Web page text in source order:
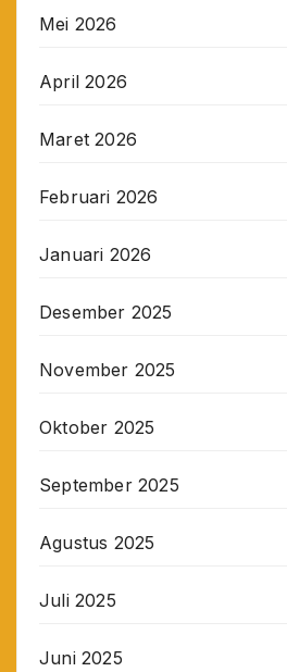
Mei 2026
April 2026
Maret 2026
Februari 2026
Januari 2026
Desember 2025
November 2025
Oktober 2025
September 2025
Agustus 2025
Juli 2025
Juni 2025